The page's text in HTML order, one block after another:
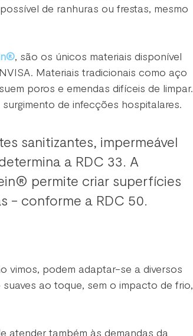
de ranhuras ou frestas, mesmo
, são os únicos materiais disponível
Materiais tradicionais como aço
poros e emendas difíceis de limpar.
de infecções hospitalares.
sanitizantes, impermeável
a RDC 33. A
permite criar superfícies
- conforme a RDC 50.
vimos, podem adaptar-se a diversos
ao toque, sem o impacto de frio,
atender também às demandas da